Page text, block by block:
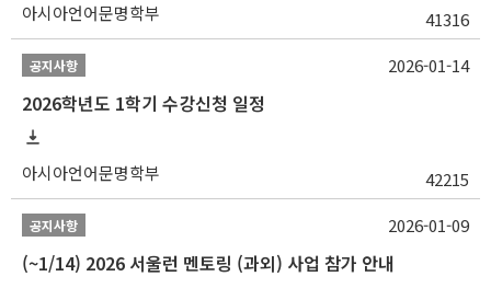
아시아언어문명학부 41316
공지사항
2026학년도 1학기 수강신청 일정
아시아언어문명학부 42215
2026-01-14
공지사항
(~1/14) 2026 서울런 멘토링 (과외) 사업 참가 안내
2026-01-09